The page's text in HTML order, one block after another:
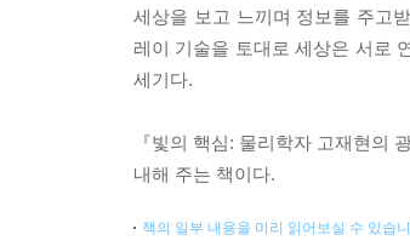
세상을 보고 느끼며 정보를 주고
레이 기술을 토대로 세상은 서로
세기다.
『빛의 핵심: 물리학자 고재현의
내해 주는 책이다.
책의 일부 내용을 미리 읽어보실 수 있습